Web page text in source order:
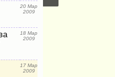
20 Мар
2009
18 Мар
2009
17 Мар
2009